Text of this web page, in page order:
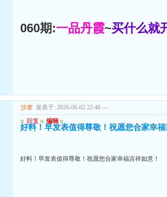
060期:一品丹霞~买什么就
沙发 发表于: 2026-06-02 22:48 ---
u 回复 u 编辑 u
好料！早发表值得尊敬！祝愿您合家幸福
好料！早发表值得尊敬！祝愿您合家幸福吉祥如意！